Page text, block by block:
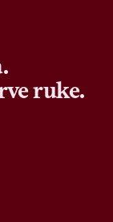
ruke.